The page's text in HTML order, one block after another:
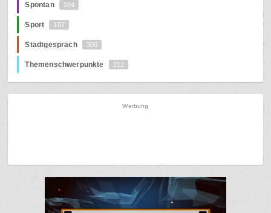
Spontan 204
Sport 107
Stadtgespräch 300
Themenschwerpunkte 212
Werbung